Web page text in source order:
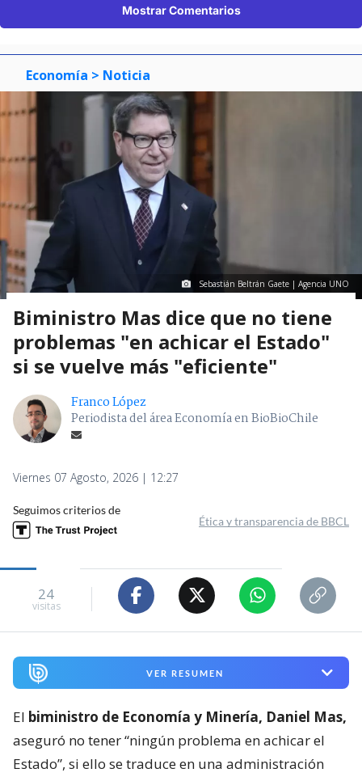
Mostrar Comentarios
Economía > Noticia
Sebastián Beltrán Gaete | Agencia UNO
Biministro Mas dice que no tiene
problemas "en achicar el Estado"
si se vuelve más "eficiente"
Franco López
Periodista del área Economía en BioBioChile
Viernes 07 Agosto, 2026 | 12:27
Seguimos criterios de
Ética y transparencia de BBCL
24
visitas
VER RESUMEN
El biministro de Economía y Minería, Daniel Mas,
aseguró no tener “ningún problema en achicar el
Estado”, si ello se traduce en una administración